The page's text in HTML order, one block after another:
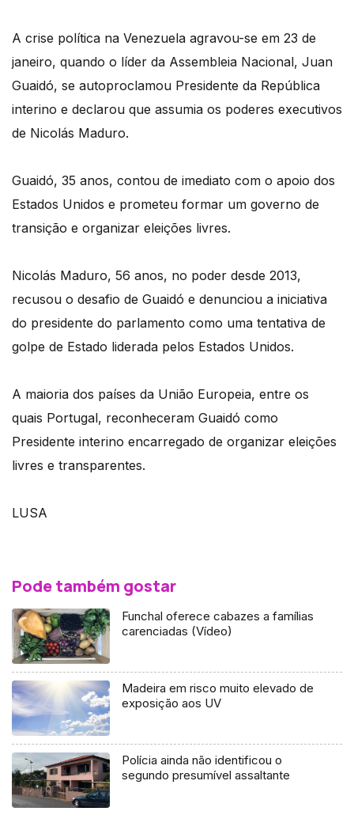
A crise política na Venezuela agravou-se em 23 de
janeiro, quando o líder da Assembleia Nacional, Juan
Guaidó, se autoproclamou Presidente da República
interino e declarou que assumia os poderes executivos
de Nicolás Maduro.
Guaidó, 35 anos, contou de imediato com o apoio dos
Estados Unidos e prometeu formar um governo de
transição e organizar eleições livres.
Nicolás Maduro, 56 anos, no poder desde 2013,
recusou o desafio de Guaidó e denunciou a iniciativa
do presidente do parlamento como uma tentativa de
golpe de Estado liderada pelos Estados Unidos.
A maioria dos países da União Europeia, entre os
quais Portugal, reconheceram Guaidó como
Presidente interino encarregado de organizar eleições
livres e transparentes.
LUSA
Pode também gostar
Funchal oferece cabazes a famílias
carenciadas (Vídeo)
Madeira em risco muito elevado de
exposição aos UV
Polícia ainda não identificou o
segundo presumível assaltante